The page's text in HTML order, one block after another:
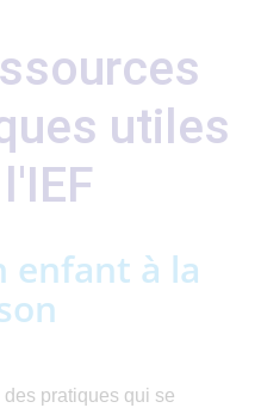
utiles
enfant à la
des pratiques qui se